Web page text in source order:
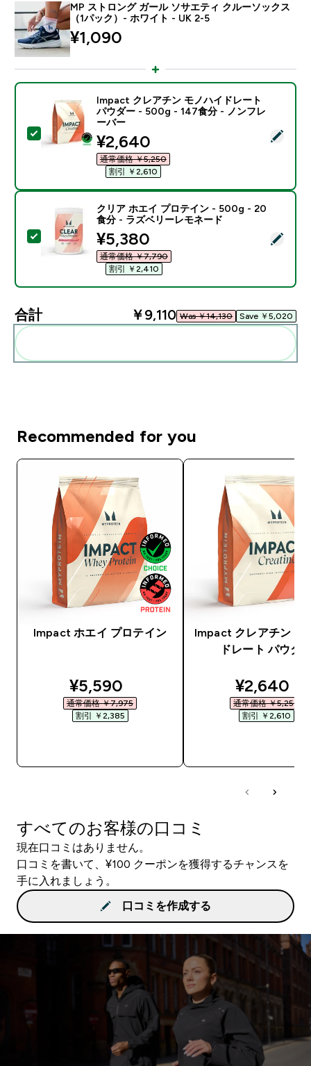
MP ストロング ガール ソサエティ クルーソックス
（1パック）- ホワイト - UK 2-5
¥1,090‎
この商品を選択 - Impact クレアチン モノハイドレ
Impact クレアチン モノハイドレート
パウダー - 500g - 147食分 - ノンフレ
ーバー
discounted price
¥2,640‎
通常価格 ￥5,250‎
割引 ￥2,610‎
この商品を選択 - クリア ホエイ プロテイン - 500g -
クリア ホエイ プロテイン - 500g - 20
食分 - ラズベリーレモネード
discounted price
¥5,380‎
通常価格 ￥7,790‎
割引 ￥2,410‎
合計 ￥9,110‎ Was ￥14,130‎ Save ￥5,020‎
Recommended for you
Impact ホエイ プロテイン
discounted price
¥5,590‎
通常価格 ￥7,975‎
割引 ￥2,385‎
Impact クレアチン モ
ドレート パウダ
¥2,640‎
通常価格 ￥5,250‎
割引 ￥2,610‎
すべてのお客様の口コミ
現在口コミはありません。
口コミを書いて、¥100 クーポンを獲得するチャンスを
手に入れましょう。
口コミを作成する